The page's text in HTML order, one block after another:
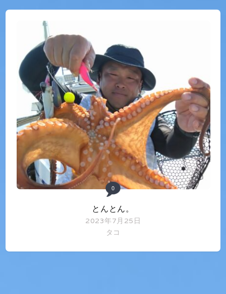
0
とんとん。
2023年7月25日
タコ